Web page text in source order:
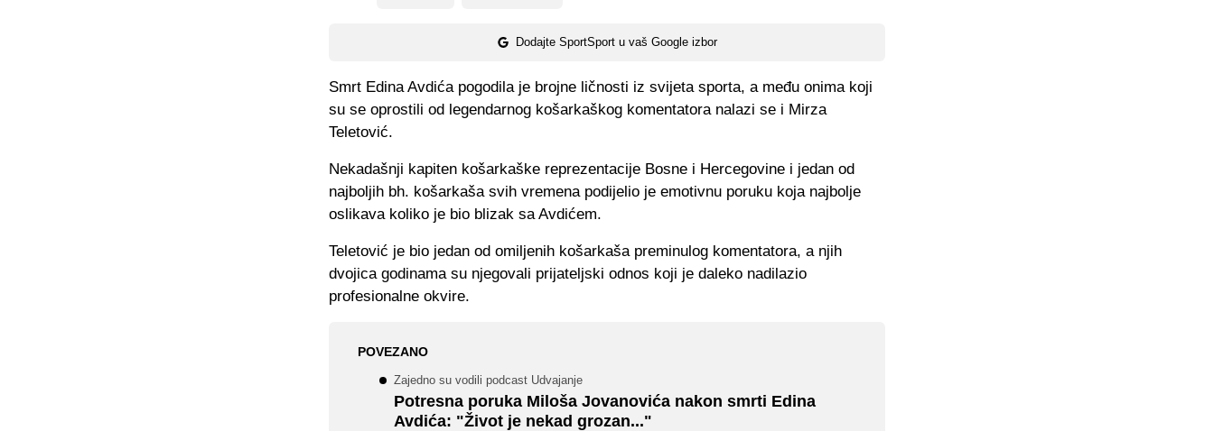
Dodajte SportSport u vaš Google izbor
Smrt Edina Avdića pogodila je brojne ličnosti iz svijeta sporta, a među onima koji
su se oprostili od legendarnog košarkaškog komentatora nalazi se i Mirza
Teletović.
Nekadašnji kapiten košarkaške reprezentacije Bosne i Hercegovine i jedan od
najboljih bh. košarkaša svih vremena podijelio je emotivnu poruku koja najbolje
oslikava koliko je bio blizak sa Avdićem.
Teletović je bio jedan od omiljenih košarkaša preminulog komentatora, a njih
dvojica godinama su njegovali prijateljski odnos koji je daleko nadilazio
profesionalne okvire.
POVEZANO
Zajedno su vodili podcast Udvajanje
Potresna poruka Miloša Jovanovića nakon smrti Edina
Avdića: "Život je nekad grozan..."